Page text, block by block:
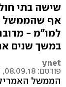
שישה בתי
אף שהממשל
למו"מ -
במשך שנים
ynet
פורסם: 08.09.18, 14:50
הממשל